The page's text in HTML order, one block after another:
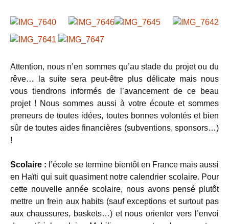
Attention, nous n’en sommes qu’au stade du projet ou du
rêve… la suite sera peut-être plus délicate mais nous
vous tiendrons informés de l’avancement de ce beau
projet ! Nous sommes aussi à votre écoute et sommes
preneurs de toutes idées, toutes bonnes volontés et bien
sûr de toutes aides financières (subventions, sponsors…)
!
Scolaire : l’école se termine bientôt en France mais aussi
en Haïti qui suit quasiment notre calendrier scolaire. Pour
cette nouvelle année scolaire, nous avons pensé plutôt
mettre un frein aux habits (sauf exceptions et surtout pas
aux chaussures, baskets…) et nous orienter vers l’envoi